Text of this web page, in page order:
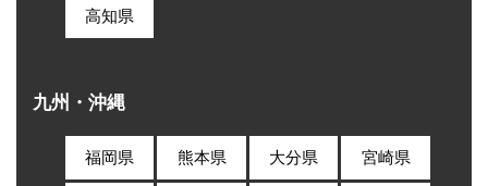
高知県
九州・沖縄
福岡県 熊本県 大分県 宮崎県